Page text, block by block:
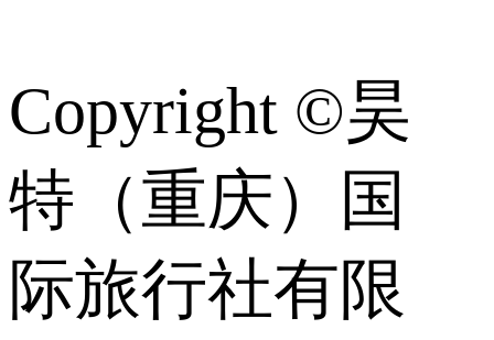
Copyright ©昊
特（重庆）国
际旅行社有限